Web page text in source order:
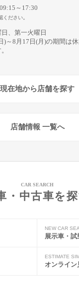
09:15～17:30
ださい。
、第一火曜日
)～8月17日(月)の期間は
現在地から店舗を探す
店舗情報 一覧へ
CAR SEARCH
・中古車を
NEW CAR
展示車・
ESTIMATE
オンライン